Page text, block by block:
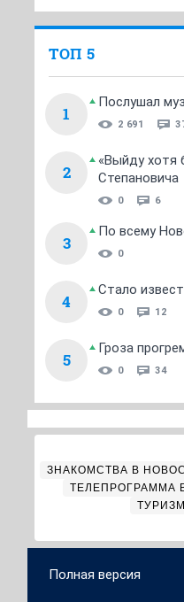
ТОП 5
1
Послушал
2 691
2
«Выйду хотя
Степановича
0 6
3
По всему
0
4
Стало
0 12
5
Гроза
0 34
ЗНАКОМСТВА В
ТЕЛЕПРОГРАММА
Полная версия